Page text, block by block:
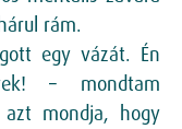
rám.
egy vázát. Én
– mondtam
azt mondja, hogy